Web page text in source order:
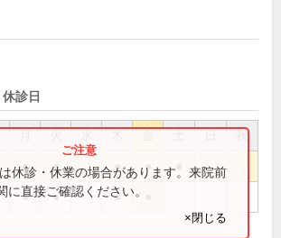
診日
祝
● ● ● ●
● ● ●
休診・休業の場合があります。来院前
に直接ご確認ください。
×閉じる